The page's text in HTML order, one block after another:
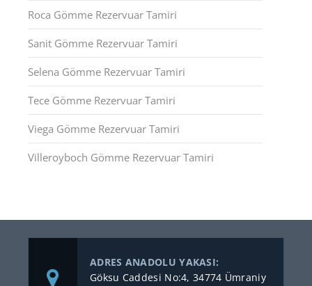
Roca Gömme Rezervuar Tamiri
Sanit Gömme Rezervuar Tamiri
Selena Gömme Rezervuar Tamiri
Tece Gömme Rezervuar Tamiri
Viega Gömme Rezervuar Tamiri
Villeroyboch Gömme Rezervuar Tamiri
ADRES ANADOLU YAKASI:
Göksu Caddesi No:4, 34774 Ümraniy